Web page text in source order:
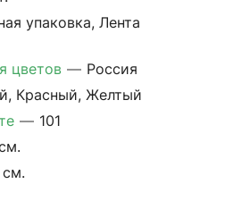
упаковка, Лента
цветов — Россия
Красный, Желтый
— 101